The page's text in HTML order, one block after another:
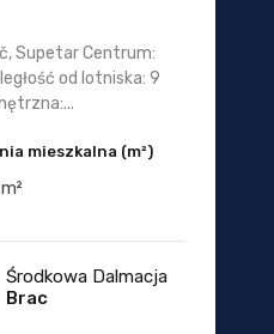
Supetar Centrum:
od lotniska: 9
mieszkalna (m²)
m²
Środkowa Dalmacja
Brac